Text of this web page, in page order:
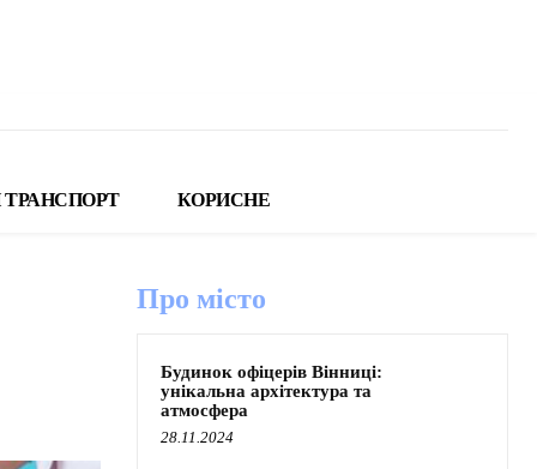
КОРИСНЕ
Про місто
Будинок офіцерів Вінниці:
унікальна архітектура та
атмосфера
28.11.2024